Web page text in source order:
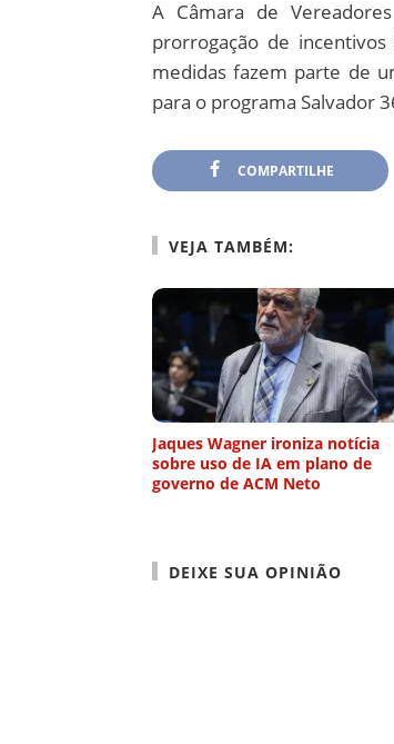
A Câmara de
prorrogação de
medidas fazem parte de
para o programa Salvador
COMPARTILHE
VEJA TAMBÉM:
Jaques Wagner ironiza notícia
sobre uso de IA em plano de
governo de ACM Neto
DEIXE SUA OPINIÃO